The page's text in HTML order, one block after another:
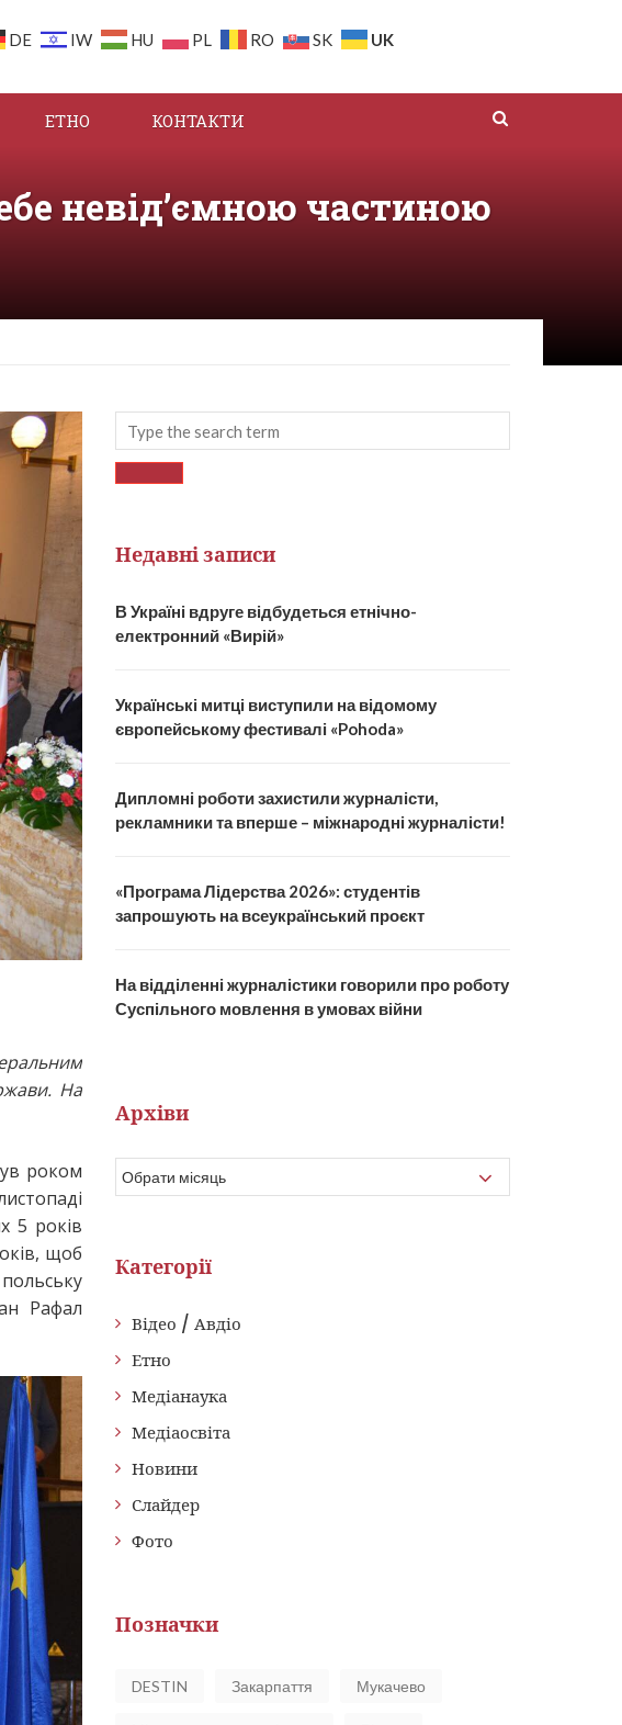
DE IW HU PL RO SK UK
ЕТНО КОНТАКТИ
невід’ємною частиною
На
роком
5 років
щоб
Рафал
Недавні записи
В Україні вдруге відбудеться етнічно-
електронний «Вирій»
Українські митці виступили на відомому
європейському фестивалі «Pohoda»
Дипломні роботи захистили журналісти,
рекламники та вперше – міжнародні журналісти!
«Програма Лідерства 2026»: студентів
запрошують на всеукраїнський проєкт
На відділенні журналістики говорили про роботу
Суспільного мовлення в умовах війни
Архіви
Категорії
Відео / Авдіо
Етно
Медіанаука
Медіаосвіта
Новини
Слайдер
Фото
Позначки
DESTIN Закарпаття Мукачево